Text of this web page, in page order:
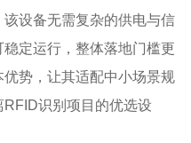
设备无需复杂的供电与信
定运行，整体落地门槛更
势，让其适配中小场景规
识别项目的优选设